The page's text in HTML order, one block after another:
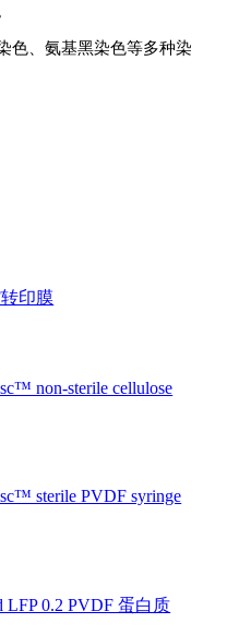
色、氨基黑染色等多种染